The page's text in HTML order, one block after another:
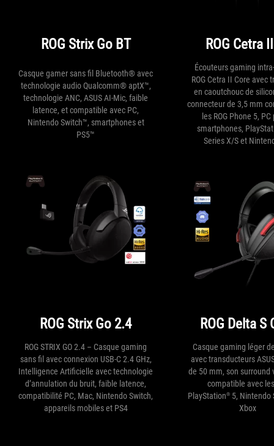
ROG Strix Go BT
Casque gamer sans fil Bluetooth® avec
technologie audio Qualcomm® aptX™,
technologie ANC, ASUS AI-Mic, faible
latence, et compatible avec PC,
Nintendo Switch™, smartphones et
PS5™
ROG Cetra
Écouteurs gaming
ROG Cetra II Core avec
en caoutchouc de
connecteur de 3,5 mm
les ROG Phone 5,
smartphones,
Series X/S et
ROG Strix Go 2.4
ROG STRIX GO 2.4 – Casque gaming
sans fil avec connexion USB-C 2.4 GHz,
Intelligence Artificielle avec technologie
d’annulation du bruit, faible latence,
compatibilité PC, Mac, Nintendo Switch,
appareils mobiles et PS4
ROG Delta S
Casque gaming léger
avec transducteurs
de 50 mm, son surround
compatible avec
PlayStation®5, Nintendo
Xbox